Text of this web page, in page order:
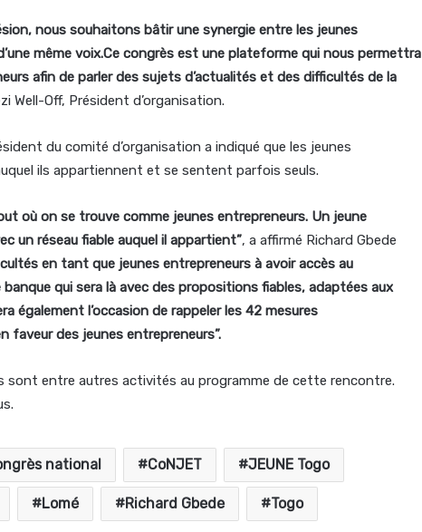
nous souhaitons bâtir une synergie entre les jeunes
même voix.Ce congrès est une plateforme qui nous permettra
afin de parler des sujets d’actualités et des difficultés de la
Well-Off, Président d’organisation.
du comité d’organisation a indiqué que les jeunes
ils appartiennent et se sentent parfois seuls.
où on se trouve comme jeunes entrepreneurs. Un jeune
un réseau fiable auquel il appartient”, a affirmé Richard Gbede
en tant que jeunes entrepreneurs à avoir accès au
qui sera là avec des propositions fiables, adaptées aux
également l’occasion de rappeler les 42 mesures
faveur des jeunes entrepreneurs”.
sont entre autres activités au programme de cette rencontre.
national CoNJET JEUNE Togo
Lomé Richard Gbede Togo